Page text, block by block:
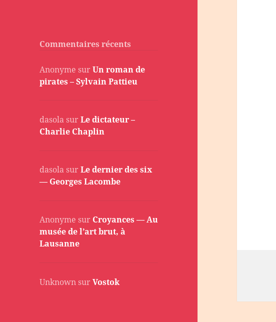
Commentaires récents
Anonyme surUn roman de
pirates – Sylvain Pattieu
dasolasurLe dictateur –
Charlie Chaplin
dasolasurLe dernier des six
— Georges Lacombe
Anonyme sur Croyances — Au
musée de l’art brut, à
Lausanne
UnknownsurVostok